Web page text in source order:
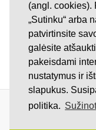
(angl. cookies).
„Sutinku“ arba
patvirtinsite
galėsite
pakeisdami
nustatymus ir
slapukus.
politika.
Pilnos moksleivių
Keliu
© 2007 - 2026 Ne
platformos" į.k.